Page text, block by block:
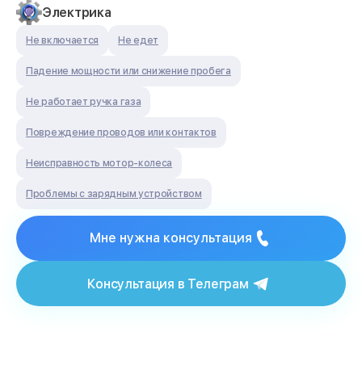
Электрика
Не включается Не едет
Падение мощности или снижение пробега
Не работает ручка газа
Повреждение проводов или контактов
Неисправность мотор-колеса
Проблемы с зарядным устройством
Мне нужна консультация
Консультация в Телеграм